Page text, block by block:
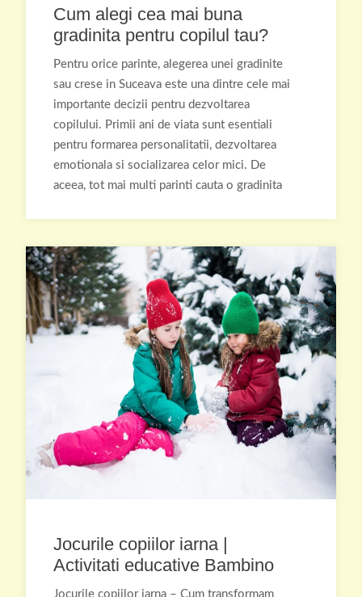
Cum alegi cea mai buna
gradinita pentru copilul tau?
Pentru orice parinte, alegerea unei gradinite
sau crese in Suceava este una dintre cele mai
importante decizii pentru dezvoltarea
copilului. Primii ani de viata sunt esentiali
pentru formarea personalitatii, dezvoltarea
emotionala si socializarea celor mici. De
aceea, tot mai multi parinti cauta o gradinita
Jocurile copiilor iarna |
Activitati educative Bambino
Jocurile copiilor iarna – Cum transformam